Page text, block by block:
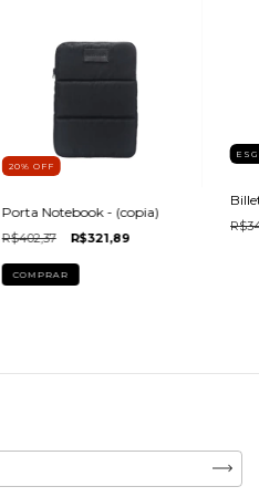
20% OFF
Porta Notebook - (copia)
R$402,37 R$321,89
COMPRAR